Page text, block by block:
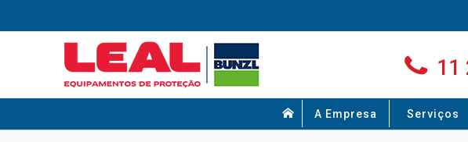
11
A Empresa Serviços